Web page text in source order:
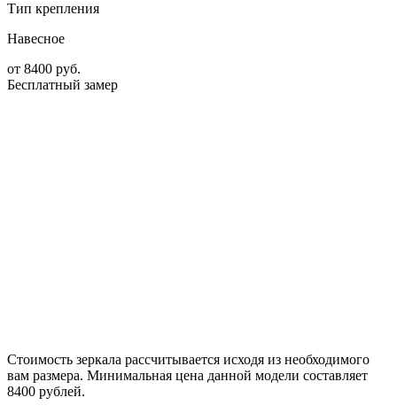
Тип крепления
Навесное
от 8400 руб.
Бесплатный замер
Стоимость зеркала рассчитывается исходя из необходимого
вам размера. Минимальная цена данной модели составляет
8400 рублей.